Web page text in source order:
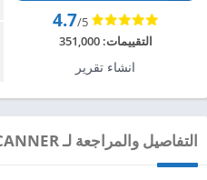
4.7/5
التقييمات:351,000
انشاء تقرير
التفاصيل والمراجعة لـ GENIUS SCAN - PDF SCANNER